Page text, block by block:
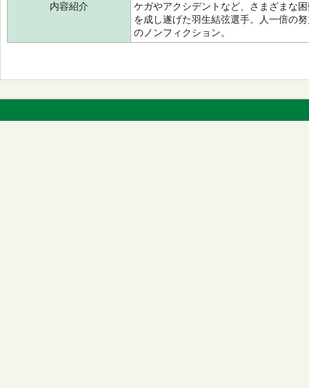
内容紹介
ケガやアクシデントなど、さまざまな
を成し遂げた羽生結弦選手。人一倍の
のノンフィクション。